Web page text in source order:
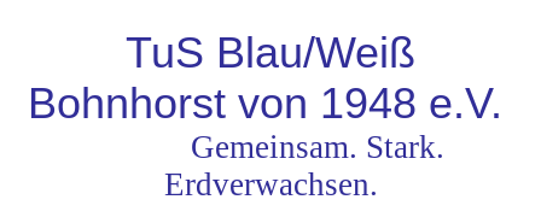
TuS Blau/Weiß
Bohnhorst von 1948 e.V.
Gemeinsam. Stark.
Erdverwachsen.